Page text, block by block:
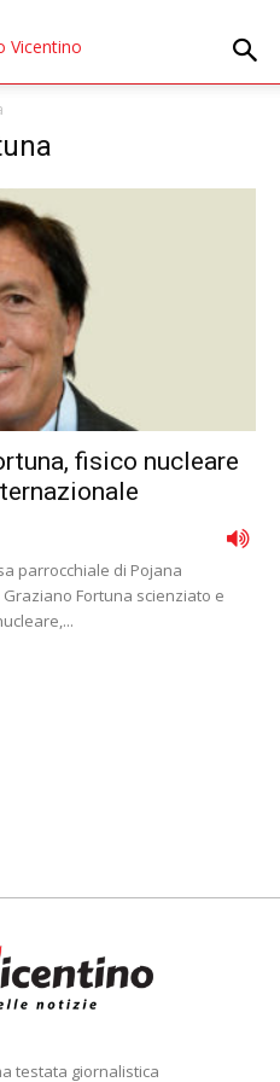
fisico nucleare
parrocchiale di Pojana
Fortuna scienziato e
testata giornalistica